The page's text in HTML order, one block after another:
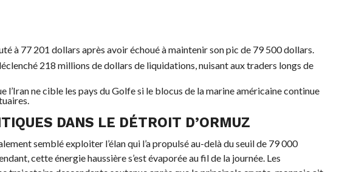
à 77 201 dollars après avoir échoué à maintenir son pic de 79 500 dollars.
218 millions de dollars de liquidations, nuisant aux traders longs de
l’Iran ne cible les pays du Golfe si le blocus de la marine américaine continue
DANS LE DÉTROIT D’ORMUZ
semblé exploiter l’élan qui l’a propulsé au-delà du seuil de 79 000
cette énergie haussière s’est évaporée au fil de la journée. Les